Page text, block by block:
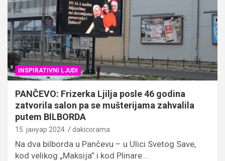
INSPIRATIVNI LJUDI
PANČEVO: Frizerka Ljilja posle 46 godina
zatvorila salon pa se mušterijama zahvalila
putem BILBORDA
15. јануар 2024. dakicorama
Na dva bilborda u Pančevu – u Ulici Svetog Save,
kod velikog „Maksija” i kod Plinare…